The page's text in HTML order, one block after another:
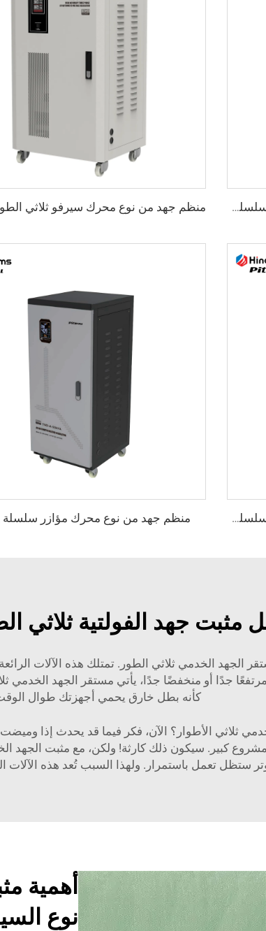
منظم جهد من نوع محرك سيرفو ثلاثي الطور سلسلة TNSB-A
منظم جهد من نوع محرك سيرفو ثلاثي الطور سلسلة TNS-C منظم جهد من نوع محرك مؤازر سلسلة TND-A
مثبت جهد الفولتية ثلاثي
الجهد الخدمي ثلاثي الطور. تمتلك هذه الآلات
جدًا أو منخفضًا جدًا، يأتي مستقر الجهد الخدمي
كأنه بطل خارق يحمي أجهزتك طوال
ثلاثي الأطوار؟ الآن، فكر فيما قد يحدث إذا
ستظل تعمل باستمرار. ولهذا السبب تُعد هذه
أهمية
نوع